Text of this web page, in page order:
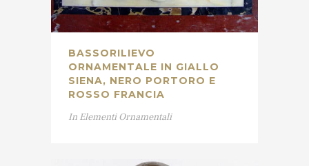
BASSORILIEVO
ORNAMENTALE IN GIALLO
SIENA, NERO PORTORO E
ROSSO FRANCIA
In Elementi Ornamentali